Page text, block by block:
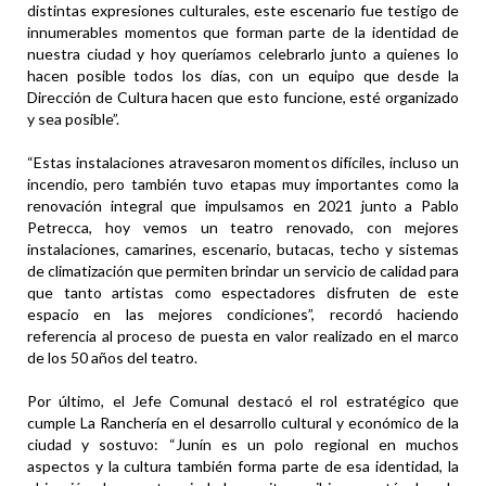
distintas expresiones culturales, este escenario fue testigo de
innumerables momentos que forman parte de la identidad de
nuestra ciudad y hoy queríamos celebrarlo junto a quienes lo
hacen posible todos los días, con un equipo que desde la
Dirección de Cultura hacen que esto funcione, esté organizado
y sea posible”.
“Estas instalaciones atravesaron momentos difíciles, incluso un
incendio, pero también tuvo etapas muy importantes como la
renovación integral que impulsamos en 2021 junto a Pablo
Petrecca, hoy vemos un teatro renovado, con mejores
instalaciones, camarines, escenario, butacas, techo y sistemas
de climatización que permiten brindar un servicio de calidad para
que tanto artistas como espectadores disfruten de este
espacio en las mejores condiciones”, recordó haciendo
referencia al proceso de puesta en valor realizado en el marco
de los 50 años del teatro.
Por último, el Jefe Comunal destacó el rol estratégico que
cumple La Ranchería en el desarrollo cultural y económico de la
ciudad y sostuvo: “Junín es un polo regional en muchos
aspectos y la cultura también forma parte de esa identidad, la